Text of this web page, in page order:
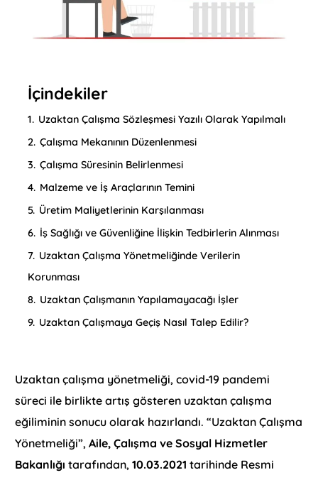
İçindekiler
1. Uzaktan Çalışma Sözleşmesi Yazılı Olarak Yapılmalı
2. Çalışma Mekanının Düzenlenmesi
3. Çalışma Süresinin Belirlenmesi
4. Malzeme ve İş Araçlarının Temini
5. Üretim Maliyetlerinin Karşılanması
6. İş Sağlığı ve Güvenliğine İlişkin Tedbirlerin Alınması
7. Uzaktan Çalışma Yönetmeliğinde Verilerin
Korunması
8. Uzaktan Çalışmanın Yapılamayacağı İşler
9. Uzaktan Çalışmaya Geçiş Nasıl Talep Edilir?
Uzaktan çalışma yönetmeliği, covid-19 pandemi
süreci ile birlikte artış gösteren uzaktan çalışma
eğiliminin sonucu olarak hazırlandı. “Uzaktan Çalışma
Yönetmeliği”,Aile, Çalışma ve Sosyal Hizmetler
Bakanlığıtarafından,10.03.2021 tarihinde Resmi